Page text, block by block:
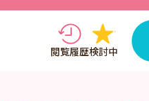
閲覧履歴検討中